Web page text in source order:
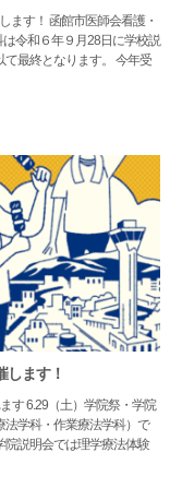
ます！ 函館市医師会看護・
令和６年９月28日に学校説
最終となります。 今年受
ます！
す 6.29（土）学院祭・学院
学科・作業療法学科）で
院説明会では理学療法体験